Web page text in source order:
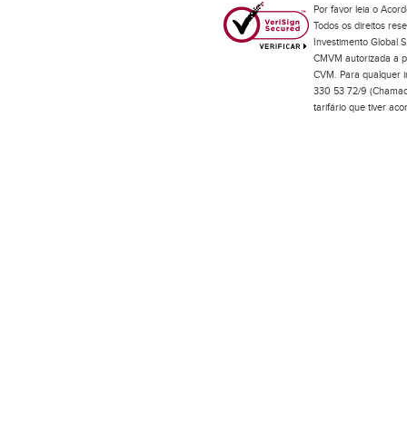
Por favor leia o
Todos os direitos
Investimento Global
CMVM autorizada a
CVM. Para qualquer
330 53 72/9
tarifário que tiver